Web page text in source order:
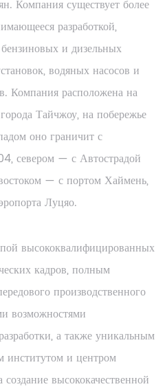
Компания существует более
разработкой,
и дизельных
водяных насосов и
Компания расположена на
Тайчжоу, на побережье
оно граничит с
севером — с Автострадой
— с портом Хаймень,
Луцяо.
высококвалифицированных
кадров, полным
производственного
возможностями
а также уникальным
институтом и центром
высококачественной